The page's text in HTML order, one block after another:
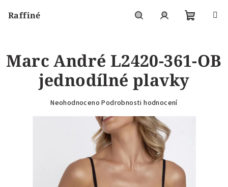
Raffiné
košík
Marc André L2420-361-OB
jednodílné plavky
Průměrné
hvězdiček.
Neohodnoceno Podrobnosti hodnocení